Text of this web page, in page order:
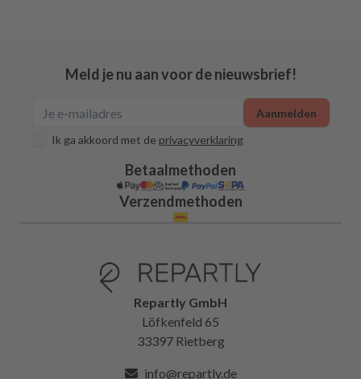
Meld je nu aan voor de nieuwsbrief!
Ik ga akkoord met de privacyverklaring
Aanmelden
Betaalmethoden
Verzendmethoden
Repartly GmbH
Löfkenfeld 65
33397 Rietberg
info@repartly.de